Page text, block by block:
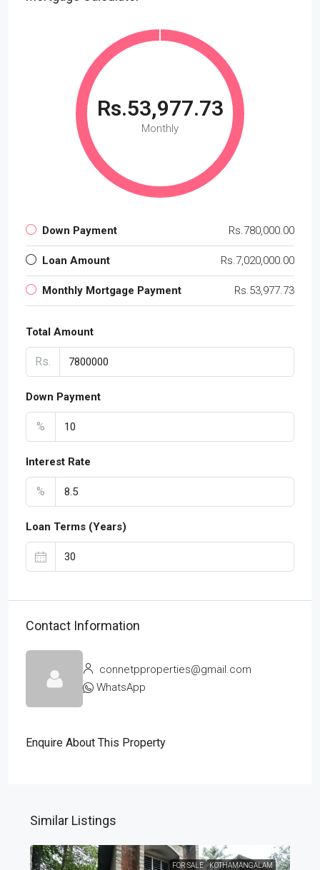
Rs.53,977.73
Monthly
Down Payment Rs.780,000.00
Loan Amount Rs.7,020,000.00
Monthly Mortgage Payment Rs.53,977.73
Total Amount
Rs.
Down Payment
%
Interest Rate
%
Loan Terms (Years)
Contact Information
connetpproperties@gmail.com
WhatsApp
Enquire About This Property
Similar Listings
FOR SALE KOTHAMANGALAM